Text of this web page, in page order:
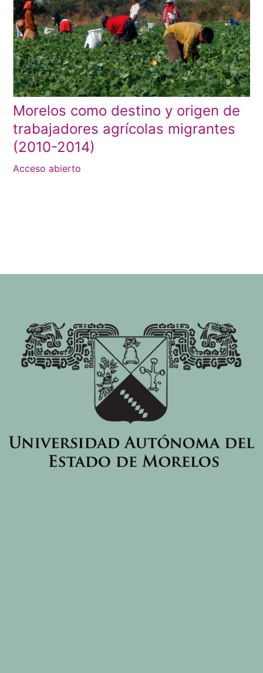
Morelos como destino y origen de
trabajadores agrícolas migrantes
(2010-2014)
Acceso abierto